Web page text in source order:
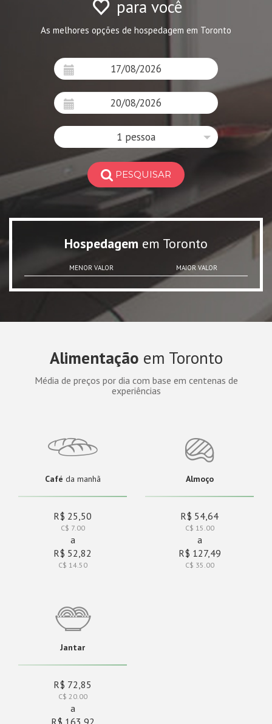
para você
As melhores opções de hospedagem em Toronto
1 pessoa
PESQUISAR
Hospedagem em Toronto
MENOR VALOR MAIOR VALOR
Alimentação em Toronto
Média de preços por dia com base em centenas de
experiências
Café da manhã
R$ 25,50
C$ 7.00
a
R$ 52,82
C$ 14.50
Almoço
R$ 54,64
C$ 15.00
a
R$ 127,49
C$ 35.00
Jantar
R$ 72,85
C$ 20.00
a
R$ 163,92